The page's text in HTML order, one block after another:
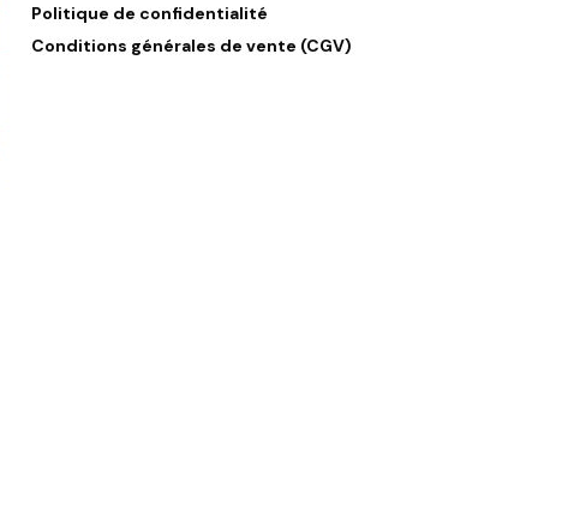
Politique de confidentialité
Conditions générales de vente (CGV)